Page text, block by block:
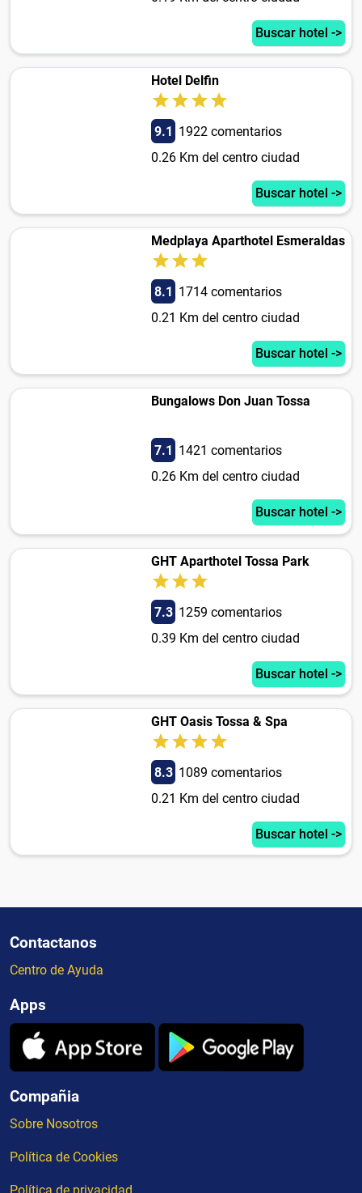
Buscar hotel ->
Hotel Delfin
9.1 1922 comentarios
0.26 Km del centro ciudad
Buscar hotel ->
Medplaya Aparthotel Esmeraldas
8.1 1714 comentarios
0.21 Km del centro ciudad
Buscar hotel ->
Bungalows Don Juan Tossa
7.1 1421 comentarios
0.26 Km del centro ciudad
Buscar hotel ->
GHT Aparthotel Tossa Park
7.3 1259 comentarios
0.39 Km del centro ciudad
Buscar hotel ->
GHT Oasis Tossa & Spa
8.3 1089 comentarios
0.21 Km del centro ciudad
Buscar hotel ->
Contactanos
Centro de Ayuda
Apps
Compañia
Sobre Nosotros
Política de Cookies